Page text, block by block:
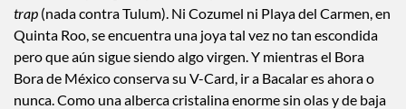
trap (nada contra Tulum). Ni Cozumel ni Playa del Carmen, en
Quinta Roo, se encuentra una joya tal vez no tan escondida
pero que aún sigue siendo algo virgen. Y mientras el Bora
Bora de México conserva su V-Card, ir a Bacalar es ahora o
nunca. Como una alberca cristalina enorme sin olas y de baja